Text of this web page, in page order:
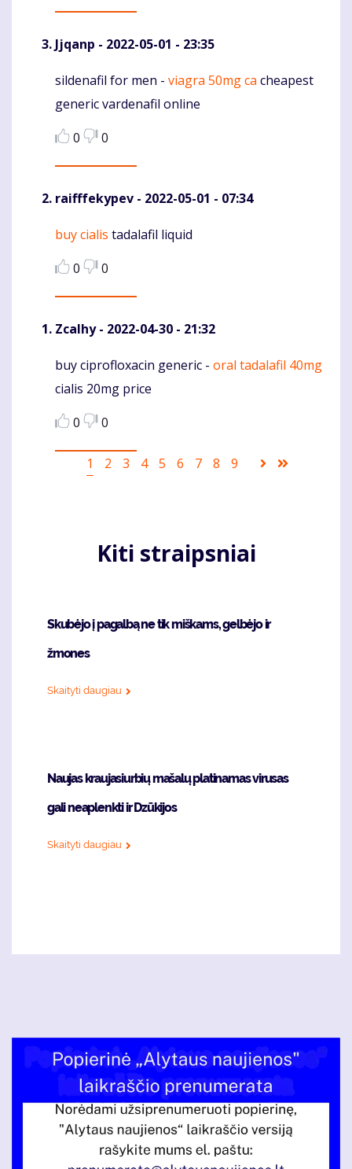
Jjqanp - 2022-05-01 - 23:35
Komentaras
sildenafil for men - viagra 50mg ca cheapest
generic vardenafil online
0
0
raifffekypev - 2022-05-01 - 07:34
Komentaras
buy cialis tadalafil liquid
0
0
Zcalhy- 2022-04-30 - 21:32
Komentaras
buy ciprofloxacin generic - oral tadalafil 40mg
cialis 20mg price
0
0
Pagination
Current
1 Puslapis
2 Puslapis
3 Puslapis
4 Puslapis
5 Puslapis
6 Puslapis
7 Puslapis
8 Puslapis
9
Sekantis
Kiti straipsniai
Skubėjo į pagalbą ne tik miškams, gelbėjo ir
žmones
Skaityti daugiau
Naujas kraujasiurbių mašalų platinamas virusas
gali neaplenkti ir Dzūkijos
Skaityti daugiau